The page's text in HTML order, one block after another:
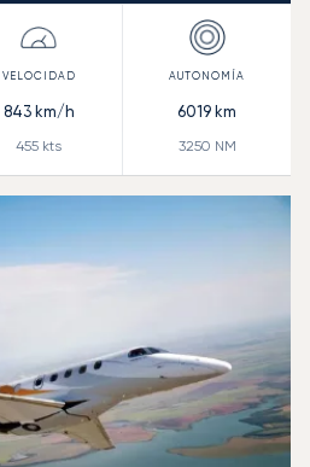
843km/h
455 kts
6019 km
3250 NM